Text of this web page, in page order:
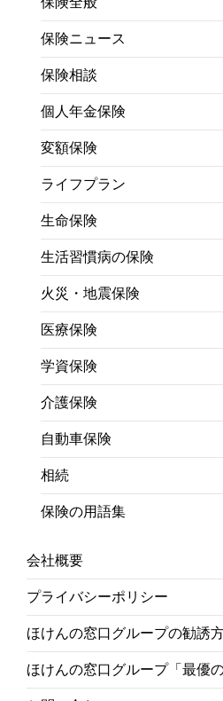
保険ニュース
保険相談
個人年金保険
変額保険
ライフプラン
生命保険
生活習慣病の保険
火災・地震保険
医療保険
学資保険
介護保険
自動車保険
相続
保険の用語集
会社概要
プライバシーポリシー
ほけんの窓口グループの勧誘
ほけんの窓口グループ「最優